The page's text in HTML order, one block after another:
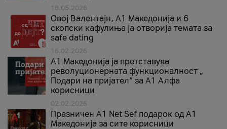
18.05.2026
Овој Валентајн, A1 Македонија и 6
скопски кафулиња ја отворија темата за
safe dating
16.02.2026
А1 Македонија ја претставува
револуционерната функционалност „
Подари на пријател“ за А1 Алфа
корисници
02.02.2026
Празничен A1 Net Sеf подарок од А1
Македонија за сите корисници